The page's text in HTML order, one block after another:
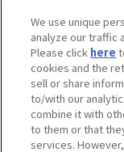
採用情報
サステナビリティ
お問い合わせ
ウェブサイトご利用条件
We use unique
analyze our traffic
Please click here
cookies and the
sell or share
to/with our
combine it with
to them or that
services.